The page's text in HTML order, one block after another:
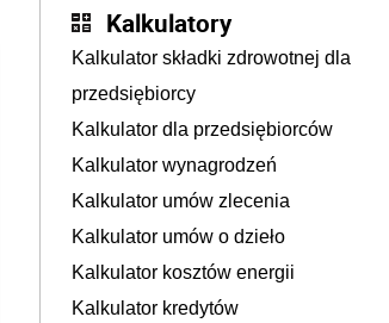
Kalkulatory
Kalkulator składki zdrowotnej dla
przedsiębiorcy
Kalkulator dla przedsiębiorców
Kalkulator wynagrodzeń
Kalkulator umów zlecenia
Kalkulator umów o dzieło
Kalkulator kosztów energii
Kalkulator kredytów